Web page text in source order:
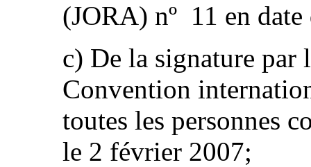
(JORA) nº 11 en
c) De la signature par
Convention
toutes les personnes
le 2 février 2007;